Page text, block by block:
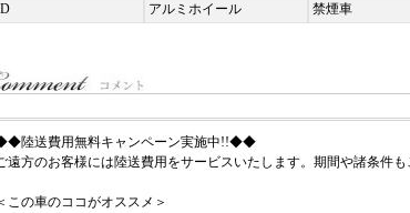
アルミホイール 禁煙車
陸送費用無料キャンペーン実施中!!◆◆
遠方のお客様には陸送費用をサービスいたします。期間や諸条件
この車のココがオススメ＞